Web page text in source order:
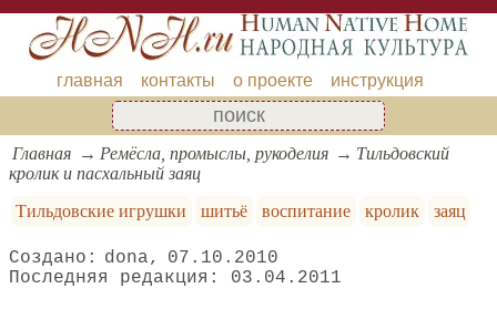
главная контакты о проекте инструкция
Главная Ремёсла, промыслы, рукоделия
Тильдовский
кролик и пасхальный заяц
Тильдовские игрушки
шитьё воспитание кролик заяц
dona
07.10.2010
03.04.2011